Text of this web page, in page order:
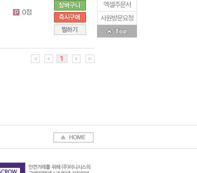
0점
1
엑셀주문서
사원방문요청